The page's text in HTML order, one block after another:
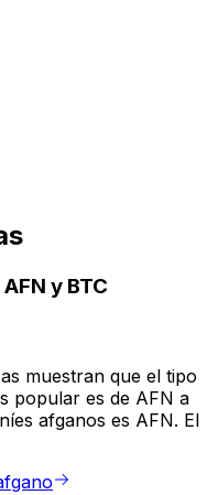
y BTC
muestran que el tipo
popular es de AFN a
afganos es AFN. El